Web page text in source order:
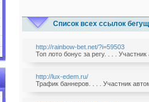
Список всех ссылок
http://rainbow-bet.net/?i=59503
Топ лото бонус за регу. . . .
http://lux-edem.ru/
Трафик баннеров. . . . Участник